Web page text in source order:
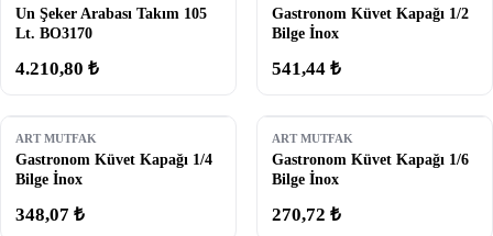
Un Şeker Arabası Takım 105
Lt. BO3170
4.210,80 ₺
Gastronom Küvet Kapağı 1/2
Bilge İnox
541,44 ₺
ART MUTFAK
Gastronom Küvet Kapağı 1/4
Bilge İnox
348,07 ₺
ART MUTFAK
Gastronom Küvet Kapağı 1/6
Bilge İnox
270,72 ₺